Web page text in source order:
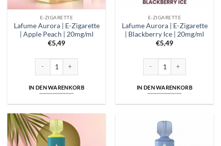
E-ZIGARETTE
Lafume Aurora | E-Zigarette
| Apple Peach | 20mg/ml
€5,49
IN DEN WARENKORB
E-ZIGARETTE
Lafume Aurora | E-Zigarette
| Blackberry Ice | 20mg/ml
€5,49
IN DEN WARENKORB